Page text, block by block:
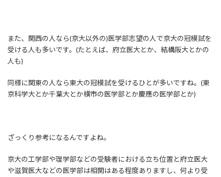
また、関西の人なら(京大以外の)医学部志望の人で京大の冠模試を
受ける人も多いです。(たとえば、府立医大とか、結構阪大とかの
人も)
同様に関東の人なら東大の冠模試を受けるひとが多いですね。(東
京科学大とか千葉大とか横市の医学部とか慶應の医学部とか)
ざっくり参考になるんですよね。
京大の工学部や理学部などの受験者における立ち位置と府立医大
や滋賀医大などの医学部は相関はある程度ありますし、何より受